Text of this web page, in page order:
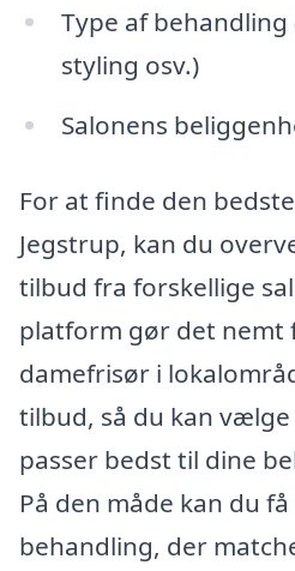
Type af
styling osv.)
Salonens
For at finde den
Jegstrup, kan du
tilbud fra forskellige
platform gør det nemt
damefrisør i
tilbud, så du kan
passer bedst til dine
På den måde kan du
behandling, der